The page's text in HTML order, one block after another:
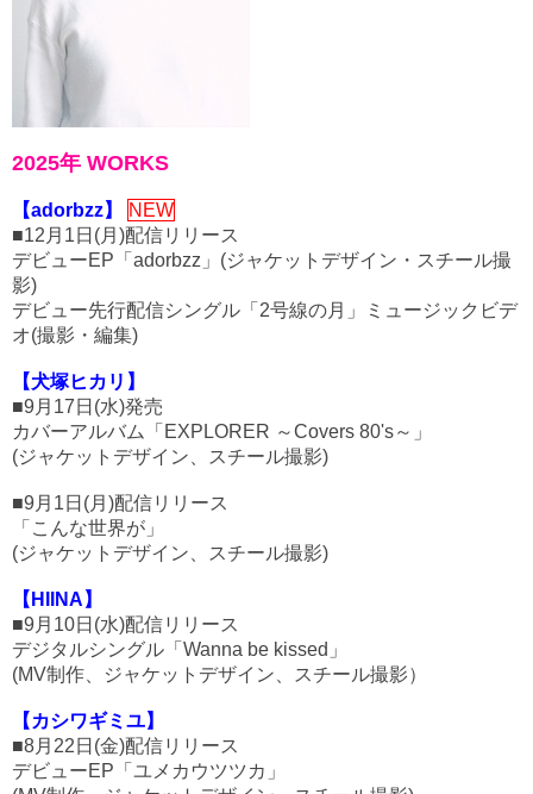
2025年 WORKS
【adorbzz】
NEW
■12月1日(月)配信リリース
デビューEP「adorbzz」(ジャケットデザイン・スチール撮
影)
デビュー先行配信シングル「2号線の月」ミュージックビデ
オ(撮影・編集)
【犬塚ヒカリ】
■9月17日(水)発売
カバーアルバム「EXPLORER ～Covers 80's～」
(ジャケットデザイン、スチール撮影)
■9月1日(月)配信リリース
「こんな世界が」
(ジャケットデザイン、スチール撮影)
【HIINA】
■9月10日(水)配信リリース
デジタルシングル「Wanna be kissed」
(MV制作、ジャケットデザイン、スチール撮影）
【カシワギミユ】
■8月22日(金)配信リリース
デビューEP「ユメカウツツカ」